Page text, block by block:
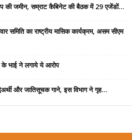
की जमीन, सम्राट कैबिनेट की बैठक में 29 एजेंडों...
समिति का राष्ट्रीय मासिक कार्यक्रम, असम सीएम
के भाई ने लगाये ये आरोप
और जातिसूचक गाने, इस विभाग ने गृह...